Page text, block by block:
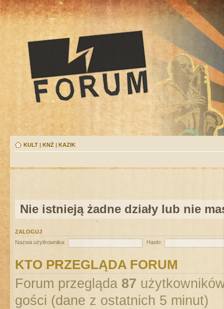
KULT | KNŻ | KAZIK
Nie istnieją żadne działy lub nie
ZALOGUJ
Nazwa użytkownika:
Hasło:
KTO PRZEGLĄDA FORUM
Forum przegląda 87
gości (dane z ostatnich 5 minut)